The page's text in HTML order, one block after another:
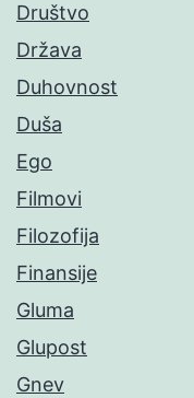
Društvo
Država
Duhovnost
Duša
Ego
Filmovi
Filozofija
Finansije
Gluma
Glupost
Gnev